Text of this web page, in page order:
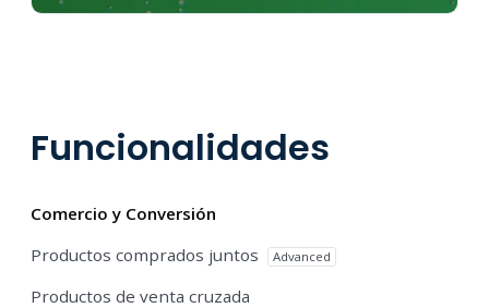
Funcionalidades
Comercio y Conversión
Productos comprados juntos
Advanced
Productos de venta cruzada